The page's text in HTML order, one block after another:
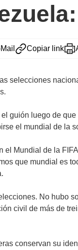
Copiar link
selecciones
guión luego de
el mundial de la
Mundial de la
que mundial es
No hubo
civil de más de
conservan su